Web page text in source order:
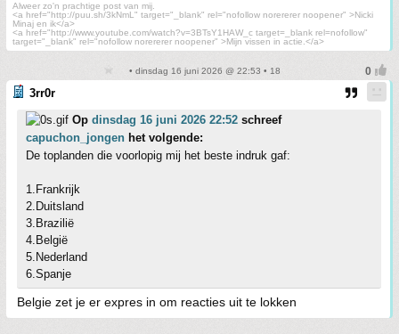
Alweer zo'n prachtige post van mij.
<a href="http://puu.sh/3kNmL" target="_blank" rel="nofollow norererer noopener" >Nicki
Minaj en ik</a>
<a href="http://www.youtube.com/watch?v=3BTsY1HAW_c target=_blank rel=nofollow"
target="_blank" rel="nofollow norererer noopener" >Mijn vissen in actie.</a>
• dinsdag 16 juni 2026 @ 22:53 • 18
3rr0r
Op dinsdag 16 juni 2026 22:52 schreef
capuchon_jongen het volgende:
De toplanden die voorlopig mij het beste indruk gaf:
1.Frankrijk
2.Duitsland
3.Brazilië
4.België
5.Nederland
6.Spanje
Belgie zet je er expres in om reacties uit te lokken